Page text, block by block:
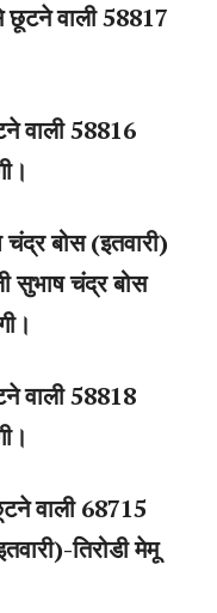
वाली 58817
वाली 58816
बोस (इतवारी)
सुभाष चंद्र बोस
वाली 58818
वाली 68715
तिरोडी मेमू